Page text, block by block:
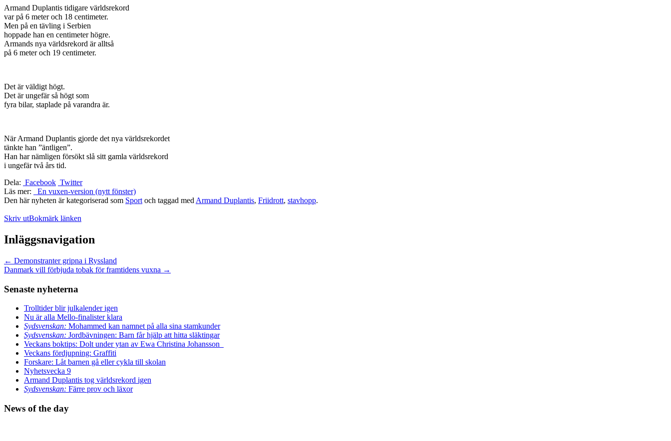
Armand Duplantis tidigare världsrekord
var på 6 meter och 18 centimeter.
Men på en tävling i Serbien
hoppade han en centimeter högre.
Armands nya världsrekord är alltså
på 6 meter och 19 centimeter.
Det är väldigt högt.
Det är ungefär så högt som
fyra bilar, staplade på varandra är.
När Armand Duplantis gjorde det nya världsrekordet
tänkte han ”äntligen”.
Han har nämligen försökt slå sitt gamla världsrekord
i ungefär två års tid.
Dela: Facebook Twitter
Läs mer:
En vuxen-version (nytt fönster)
Den här nyheten är kategoriserad som Sport och taggad med Armand Duplantis, Friidrott, stavhopp.
Skriv utBokmärk länken
Inläggsnavigation
← Demonstranter gripna i Ryssland
Danmark vill förbjuda tobak för framtidens vuxna →
Senaste nyheterna
Trolltider blir julkalender igen
Nu är alla Mello-finalister klara
Sydsvenskan: Mohammed kan namnet på alla sina stamkunder
Sydsvenskan: Jordbävningen: Barn får hjälp att hitta släktingar
Veckans boktips: Dolt under ytan av Ewa Christina Johansson
Veckans fördjupning: Graffiti
Forskare: Låt barnen gå eller cykla till skolan
Nyhetsvecka 9
Armand Duplantis tog världsrekord igen
Sydsvenskan: Färre prov och läxor
News of the day